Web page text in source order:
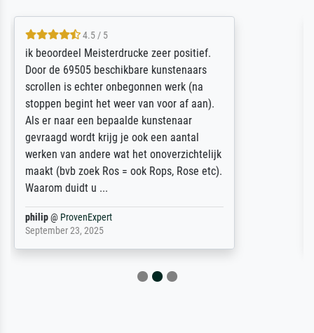
Die Zufriedenheit ist auch nicht dadurch
getrübt, dass das Bild entgegen einer
angegebenen Lieferanschrift (sollte eine
Überraschung für die normannische
Ehefrau sein zum Hochzeits- gleichzeitig
auch Geburtstag sein) doch nach zu Hause
zugestellt wurde.
Jürgen@ProvenExpert
April 22, 2026